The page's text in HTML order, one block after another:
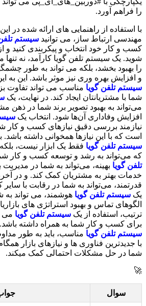
را فراهم آورد.
با استفاده از راهنمایی های ارائه شده در
مهندسی ارتباط ساز، می توانید سیستم
کسب و کار خود انتخاب و پیکربندی کنید و
شوید. یک سیستم تلفن گویا کارآمد، نه
را بهبود بخشد، بلکه می تواند به طور
و افزایش بهره وری نیز موثر باشد. این به
سیستم تلفن گویا مناسب می تواند تفاوت
شما با مشتریانتان ایجاد کند. در نهایت، یک
می‌تواند به بهبود تصویر برند شما در ذهن
افزایش وفاداری آن‌ها شود. انتخاب یک
نیازمند بررسی دقیق نیازهای کسب و کار
است که با این نیازها همخوانی داشته باشد.
سیستم تلفن گویا فقط یک ابزار نیست،
که می‌تواند به رشد و توسعه کسب و کار
تلفن گویا بهینه، می‌تواند به شما در مدیریت
خدمات بهتر به مشتریان کمک کند. و در
قدرتمند، می‌تواند به شما در رقابت با
یک سیستم تلفن گویا هوشمند، می تواند به
الگوهای تماس و بهبود استراتژی های
ترتیب، استفاده از یک سیستم تلفن گویا می
برای کسب و کار شما به همراه داشته باشد.
سیستم تلفن گویا مناسب، باید به طور
با جدیدترین فناوری ها و نیازهای بازار
شما در حل مشکلات احتمالی کمک میکند.
🚀
سوال